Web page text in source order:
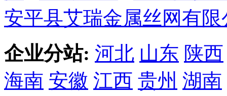
安平县艾瑞金属丝网有限
企业分站: 河北 山东 陕西
海南 安徽 江西 贵州 湖南